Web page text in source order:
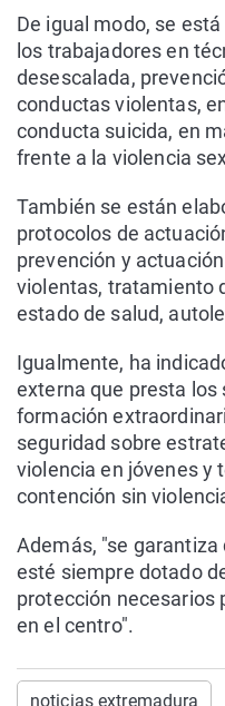
De igual modo, se
los trabajadores en
desescalada,
conductas violentas,
conducta suicida, en
frente a la violencia
También se están
protocolos de
prevención y
violentas, tratamiento
estado de salud,
Igualmente, ha
externa que presta los
formación
seguridad sobre
violencia en jóvenes y
contención sin
Además, "se
esté siempre dotado
protección necesarios
en el centro".
noticias extremadura